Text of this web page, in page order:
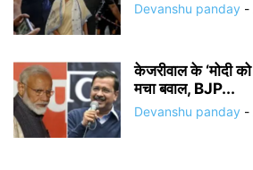
Devanshu panday -
केजरीवाल के ‘मोदी
मचा बवाल, BJP...
Devanshu panday -